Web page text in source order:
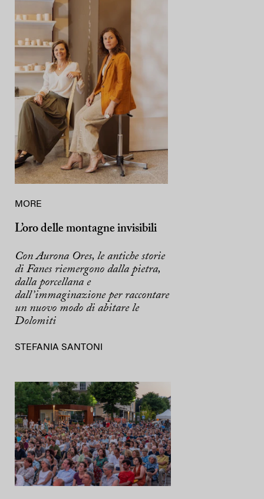
MORE
L’oro delle montagne invisibili
Con Aurona Ores, le antiche storie
di Fanes riemergono dalla pietra,
dalla porcellana e
dall’immaginazione per raccontare
un nuovo modo di abitare le
Dolomiti
STEFANIA SANTONI